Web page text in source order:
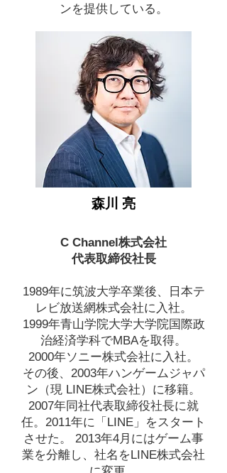
ンを提供している。
森川 亮
C Channel株式会社
代表取締役社長
1989年に筑波大学卒業後、日本テ
レビ放送網株式会社に入社。
1999年青山学院大学大学院国際政
治経済学科でMBAを取得。
2000年ソニー株式会社に入社。
その後、2003年ハンゲームジャパ
ン（現 LINE株式会社）に移籍。
2007年同社代表取締役社長に就
任。2011年に「LINE」をスタート
させた。 2013年4月にはゲーム事
業を分離し、社名をLINE株式会社